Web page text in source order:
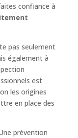
confiance à
pas seulement
également à
est
les origines
en place des
prévention